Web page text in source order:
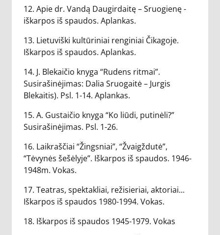
12. Apie dr. Vandą Daugirdaitę – Sruogienę -
iškarpos iš spaudos. Aplankas.
13. Lietuviški kultūriniai renginiai Čikagoje.
Iškarpos iš spaudos. Aplankas.
14. J. Blekaičio knyga “Rudens ritmai”.
Susirašinėjimas: Dalia Sruogaitė – Jurgis
Blekaitis). Psl. 1-14. Aplankas.
15. A. Gustaičio knyga “Ko liūdi, putinėli?”
Susirašinėjimas. Psl. 1-26.
16. Laikraščiai “Žingsniai”, “Žvaigždutė”,
“Tėvynės šešėlyje”. Iškarpos iš spaudos. 1946-
1948m. Vokas.
17. Teatras, spektakliai, režisieriai, aktoriai...
Iškarpos iš spaudos 1980-1994. Vokas.
18. Iškarpos iš spaudos 1945-1979. Vokas